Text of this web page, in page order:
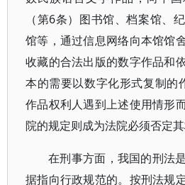
（第6条）图书馆、档案馆、
馆等，通过信息网络向本馆馆
收藏的合法出版的数字作品和
本的需要以数字化形式复制的
作品权利人遇到上述使用情形
院的规定则成为法院必须否定其
在刑事方面，我国的刑法
据指向行政规范的。按刑法规